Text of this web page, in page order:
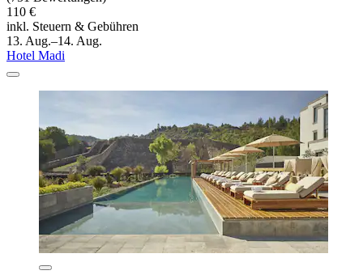
110 €
inkl. Steuern & Gebühren
13. Aug.–14. Aug.
Hotel Madi